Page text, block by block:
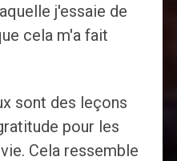
j'essaie de
cela m'a fait
sont des leçons
pour les
Cela ressemble